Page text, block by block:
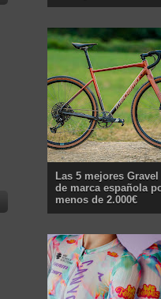
Las 5 mejores Gravel
de marca española
menos de 2.000€